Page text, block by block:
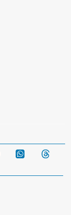
Telegram WhatsApp